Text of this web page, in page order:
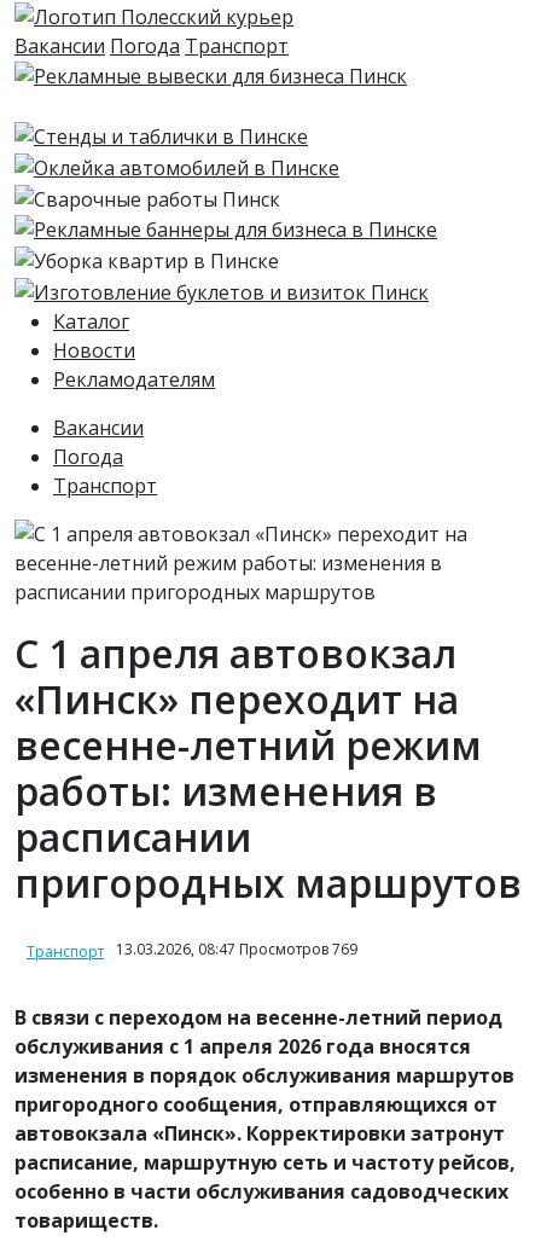
Вакансии Погода Транспорт
Каталог
Новости
Рекламодателям
Вакансии
Погода
Транспорт
С 1 апреля автовокзал
«Пинск» переходит на
весенне-летний режим
работы: изменения в
расписании
пригородных маршрутов
Транспорт 13.03.2026, 08:47 Просмотров 769
В связи с переходом на весенне-летний период
обслуживания с 1 апреля 2026 года вносятся
изменения в порядок обслуживания маршрутов
пригородного сообщения, отправляющихся от
автовокзала «Пинск». Корректировки затронут
расписание, маршрутную сеть и частоту рейсов,
особенно в части обслуживания садоводческих
товариществ.